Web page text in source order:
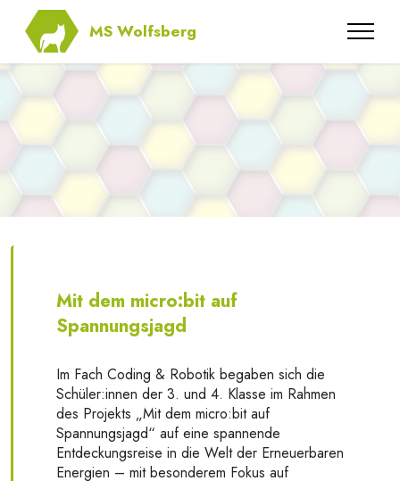
MS Wolfsberg
Mit dem micro:bit auf
Spannungsjagd
Im Fach Coding & Robotik begaben sich die
Schüler:innen der 3. und 4. Klasse im Rahmen
des Projekts „Mit dem micro:bit auf
Spannungsjagd“ auf eine spannende
Entdeckungsreise in die Welt der Erneuerbaren
Energien – mit besonderem Fokus auf